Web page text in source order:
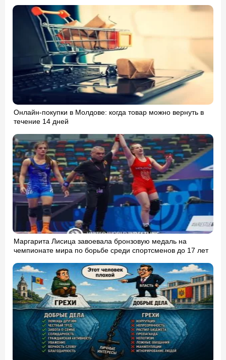
Онлайн-покупки в Молдове: когда товар можно вернуть в
течение 14 дней
Маргарита Лисица завоевала бронзовую медаль на
чемпионате мира по борьбе среди спортсменов до 17 лет